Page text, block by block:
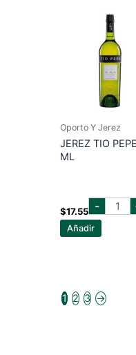
Oporto Y Jerez
JEREZ TIO
ML
$17.55 - jerez
tio
Añadir
1 2 3 →